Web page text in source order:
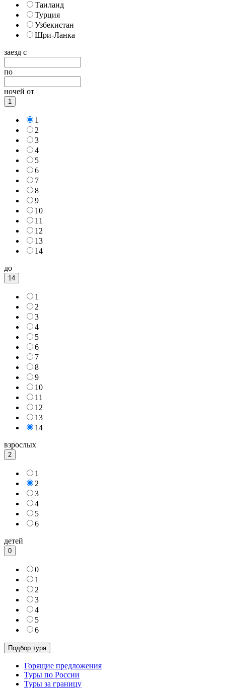
Таиланд
Турция
Узбекистан
Шри-Ланка
заезд с
по
ночей от
1
1
2
3
4
5
6
7
8
9
10
11
12
13
14
до
14
1
2
3
4
5
6
7
8
9
10
11
12
13
14
взрослых
2
1
2
3
4
5
6
детей
0
0
1
2
3
4
5
6
Горящие предложения
Туры по России
Туры за границу